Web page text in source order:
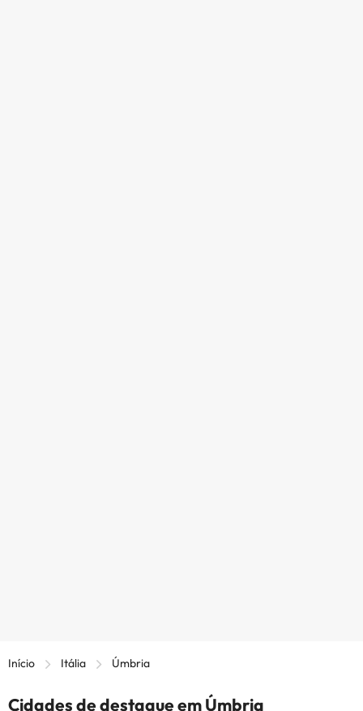
Início Itália Úmbria
Cidades de destaque em Úmbria